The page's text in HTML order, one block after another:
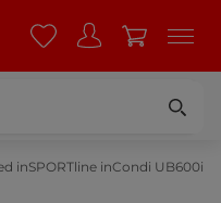
inSPORTline inCondi UB600i